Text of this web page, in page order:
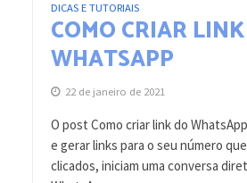
DICAS E TUTORIAIS
COMO CRIAR
WHATSAPP
22 de janeiro de 2021
O post Como criar link do
e gerar links para o seu número
clicados, iniciam uma conversa